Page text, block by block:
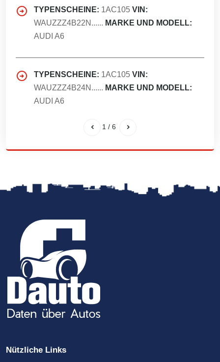
TYPENSCHEINE: 1AC105 VIN:
WAUZZZ4B22N...... MARKE UND MODELL:
AUDI A6
TYPENSCHEINE: 1AC105 VIN:
WAUZZZ4B24N...... MARKE UND MODELL:
AUDI A6
1 / 6
Nützliche Links